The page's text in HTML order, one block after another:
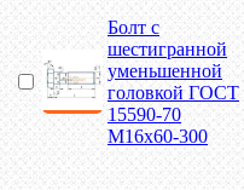
Болт с
шестигранной
уменьшенной
головкой ГОСТ
15590-70
М16х60-300